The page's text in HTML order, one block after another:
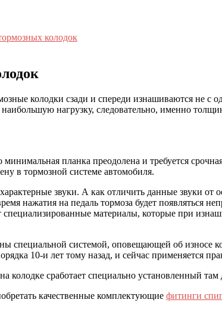
колодок
колодки сзади и спереди изнашиваются не с
нагрузку, следовательно, именно
планка преодолена и требуется
в тормозной системе автомобиля.
звуки. А как отличить данные звуки
нажатия на педаль тормоза будет
материалы, которые при
специальной системой, оповещающей об износе
10-и лет тому назад, и сейчас
колодке сработает специально
качественные комплектующие фитинги